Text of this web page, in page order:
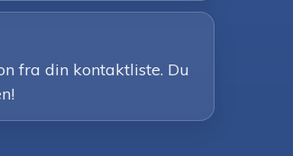
fra din kontaktliste. Du